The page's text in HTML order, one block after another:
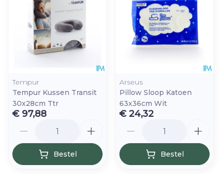
Tempur
Tempur Kussen Transit
30x28cm Ttr
€ 97,88
Bestel
Arseus
Pillow Sloop Katoen
63x36cm Wit
€ 24,32
Bestel